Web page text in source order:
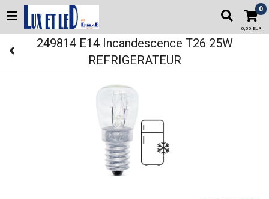
0
0,00 EUR
249814 E14 Incandescence T26 25W
REFRIGERATEUR